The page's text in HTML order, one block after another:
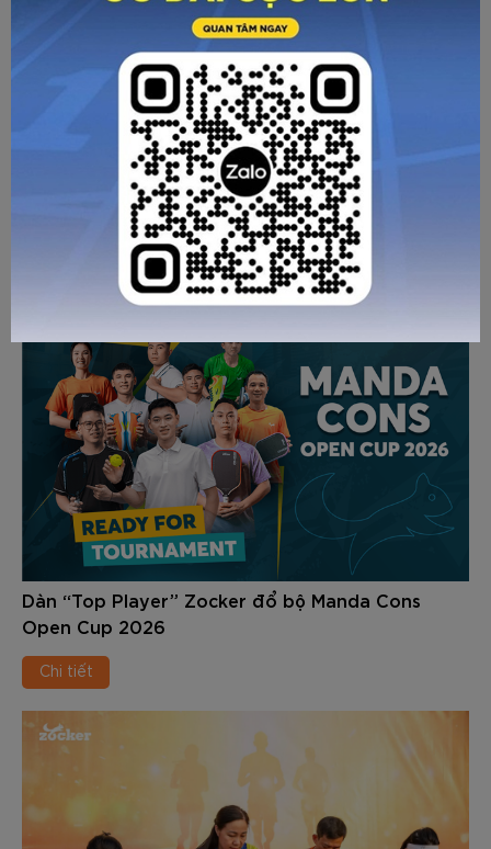
Zocker là thương hiệu giày bóng đá sân cỏ nhân tạo
hàng đầu tại Việt nam. Chúng tôi thiết kế, sản xuất và
giày bóng đá thương hiệu Zocker
lý, cửa hàng của Zocker luôn sẵn sàng chuyển hàng toàn
quốc, bảo hành chu đáo.
Về trang trước
Gửi email In trang
CÁC BÀI VIẾT KHÁC
Dàn “Top Player” Zocker đổ bộ Manda Cons
Open Cup 2026
Chi tiết